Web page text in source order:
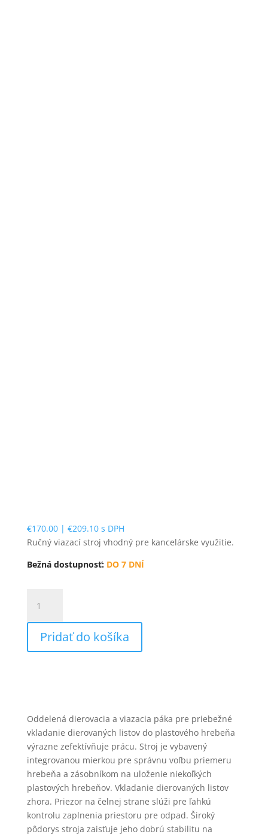
€170.00 | €209.10s DPH
Ručný viazací stroj vhodný pre kancelárske využitie.
Bežná dostupnosť: DO 7 DNÍ
Fellowes
PULSAR+
Pridať do košíka
Oddelená dierovacia a viazacia páka pre priebežné
vkladanie dierovaných listov do plastového hrebeňa
výrazne zefektívňuje prácu. Stroj je vybavený
integrovanou mierkou pre správnu voľbu priemeru
hrebeňa a zásobníkom na uloženie niekoľkých
plastových hrebeňov. Vkladanie dierovaných listov
zhora. Priezor na čelnej strane slúži pre ľahkú
kontrolu zaplnenia priestoru pre odpad. Široký
pôdorys stroja zaisťuje jeho dobrú stabilitu na